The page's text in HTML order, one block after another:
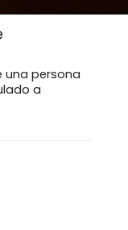
una persona
a